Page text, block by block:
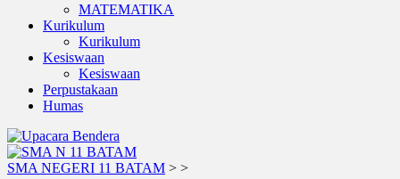
MATEMATIKA
Kurikulum
Kurikulum
Kesiswaan
Kesiswaan
Perpustakaan
Humas
SMA NEGERI 11 BATAM > >